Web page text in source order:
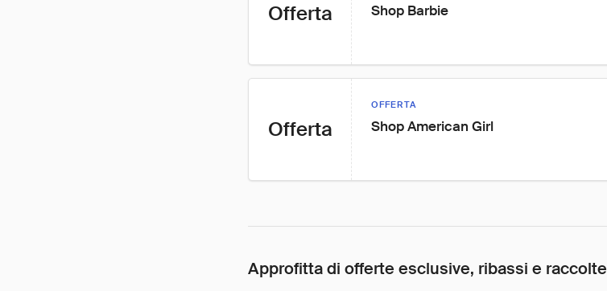
Offerta Shop Barbie
Offerta
OFFERTA
Shop American Girl
Approfitta di offerte esclusive, ribassi e raccolte